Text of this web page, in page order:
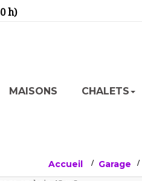
h)
MAISONS CHALETS
Accueil > Garage >